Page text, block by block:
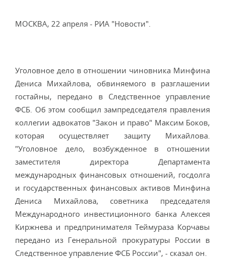
МОСКВА, 22 апреля - РИА "Новости".
Уголовное дело в отношении чиновника Минфина
Дениса Михайлова, обвиняемого в разглашении
гостайны, передано в Следственное управление
ФСБ. Об этом сообщил зампредседателя правления
коллегии адвокатов "Закон и право" Максим Боков,
которая осуществляет защиту Михайлова.
"Уголовное дело, возбужденное в отношении
заместителя директора Департамента
международных финансовых отношений, госдолга
и государственных финансовых активов Минфина
Дениса Михайлова, советника председателя
Международного инвестиционного банка Алексея
Киржнева и предпринимателя Теймураза Корчавы
передано из Генеральной прокуратуры России в
Следственное управление ФСБ России", - сказал он.